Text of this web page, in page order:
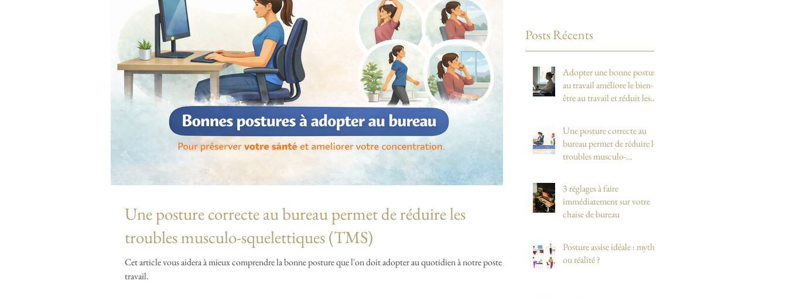
Une posture correcte au bureau permet de réduire les
troubles musculo-squelettiques (TMS)
Cet article vous aidera à mieux comprendre la bonne posture que l'on doit adopter au quotidien à notre poste de
travail.
Posts Récents
Adopter une bonne posture
au travail améliore le bien-
être au travail et réduit les
Une posture correcte au
bureau permet de réduire les
troubles musculo-
3 réglages à faire
immédiatement sur votre
chaise de bureau
Posture assise idéale : mythe
ou réalité ?